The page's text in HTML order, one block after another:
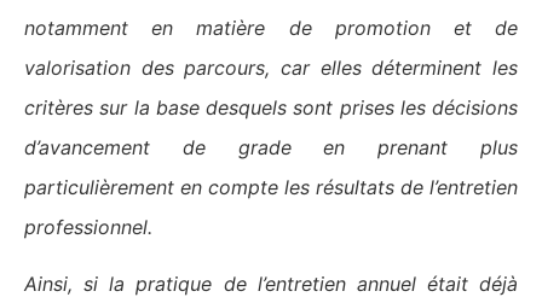
notamment en matière de promotion et de
valorisation des parcours, car elles déterminent les
critères sur la base desquels sont prises les décisions
d’avancement de grade en prenant plus
particulièrement en compte les résultats de l’entretien
professionnel.
Ainsi, si la pratique de l’entretien annuel était déjà